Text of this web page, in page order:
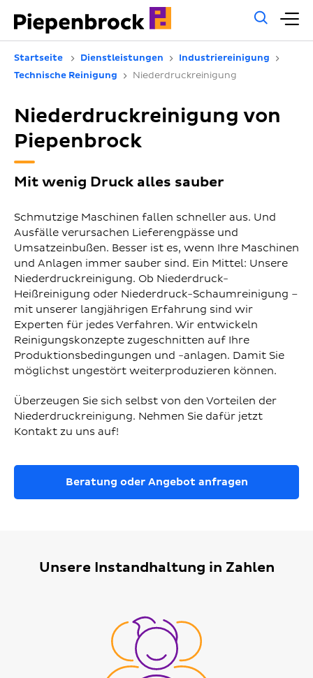
Startseite Dienstleistungen
Industriereinigung
Technische Reinigung
Niederdruckreinigung
Niederdruckreinigung von
Piepenbrock
Mit wenig Druck alles sauber
Schmutzige Maschinen fallen schneller aus. Und
Ausfälle verursachen Lieferengpässe und
Umsatzeinbußen. Besser ist es, wenn Ihre Maschinen
und Anlagen immer sauber sind. Ein Mittel: Unsere
Niederdruckreinigung. Ob Niederdruck-
Heißreinigung oder Niederdruck-Schaumreinigung –
mit unserer langjährigen Erfahrung sind wir
Experten für jedes Verfahren. Wir entwickeln
Reinigungskonzepte zugeschnitten auf Ihre
Produktionsbedingungen und -anlagen. Damit Sie
möglichst ungestört weiterproduzieren können.
Überzeugen Sie sich selbst von den Vorteilen der
Niederdruckreinigung. Nehmen Sie dafür jetzt
Kontakt zu uns auf!
Beratung oder Angebot anfragen
Unsere Instandhaltung in Zahlen